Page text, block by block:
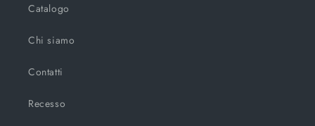
Catalogo
Chi siamo
Contatti
Recesso